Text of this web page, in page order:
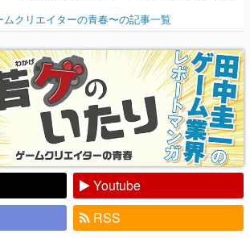
『少年ジャンプ』色だった【若ゲのいた
り】
クリエイターの青春〜の記事一覧
Youtube
RSS